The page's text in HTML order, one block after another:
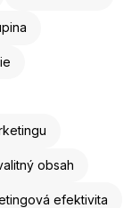
obsah
efektivita